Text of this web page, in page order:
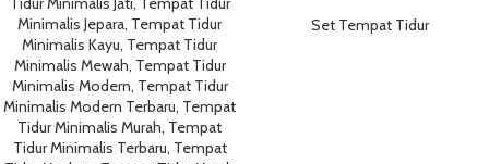
Set Tempat Tidur